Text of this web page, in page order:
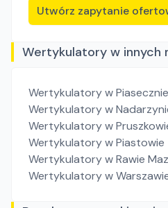
Utwórz zapytanie
Wertykulatory w innych
Wertykulatoryw Piasecznie
Wertykulatoryw
Wertykulatoryw
Wertykulatoryw Piastowie
Wertykulatoryw Rawie
Wertykulatoryw